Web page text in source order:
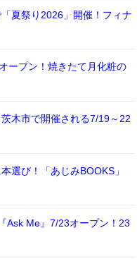
夏祭り2026」開催！フィナ
ープン！焼きたて月化粧の
木市で開催される7/19～22
選び！「あじみBOOKS」
Ask Me』7/23オープン！23